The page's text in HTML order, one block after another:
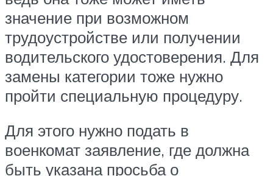
значение при возможном
трудоустройстве или получении
водительского удостоверения. Для
замены категории тоже нужно
пройти специальную процедуру.
Для этого нужно подать в
военкомат заявление, где должна
быть указана просьба о